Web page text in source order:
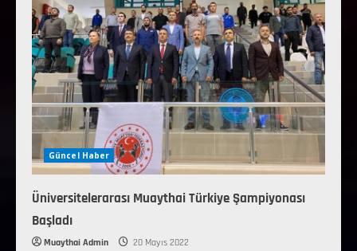
Güncel Haber
Üniversitelerarası Muaythai Türkiye Şampiyonası
Başladı
Muaythai Admin 20 Mayıs 2022